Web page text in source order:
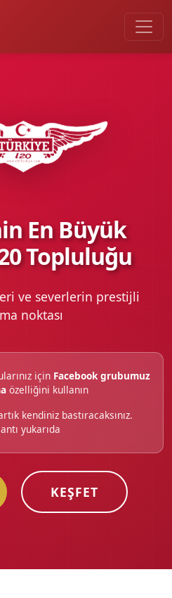
En Büyük
Topluluğu
ve severlerin prestijli
noktası
için Facebook grubumuz
özelliğini kullanın
kendiniz bastıracaksınız.
yukarıda
KEŞFET